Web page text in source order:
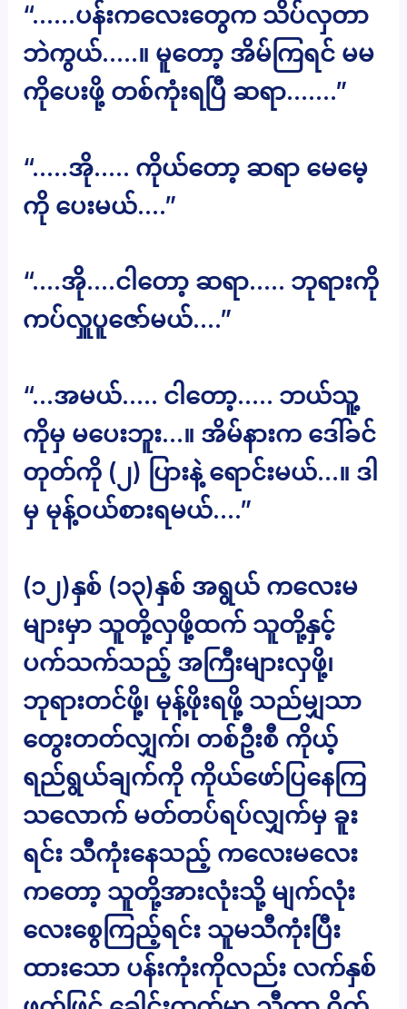
“……ပန်းကလေးတွေက သိပ်လှတာ
ဘဲကွယ်…..။ မူတော့ အိမ်ကြရင် မမ
ကိုပေးဖို့ တစ်ကုံးရပြီ ဆရာ…….”
“…..အို….. ကိုယ်တော့ ဆရာ မေမေ့
ကို ပေးမယ်….”
“….အို….ငါတော့ ဆရာ….. ဘုရားကို
ကပ်လှူပူဇော်မယ်….”
“…အမယ်….. ငါတော့….. ဘယ်သူ့
ကိုမှ မပေးဘူး…။ အိမ်နားက ဒေါ်ခင်
တုတ်ကို (၂) ပြားနဲ့ ရောင်းမယ်…။ ဒါ
မှ မုန့်ဝယ်စားရမယ်….”
(၁၂)နှစ် (၁၃)နှစ် အရွယ် ကလေးမ
များမှာ သူတို့လှဖို့ထက် သူတို့နှင့်
ပက်သက်သည့် အကြီးများလှဖို့၊
ဘုရားတင်ဖို့၊ မုန့်ဖိုးရဖို့ သည်မျှသာ
တွေးတတ်လျှက်၊ တစ်ဦးစီ ကိုယ့်
ရည်ရွယ်ချက်ကို ကိုယ်ဖော်ပြနေကြ
သလောက် မတ်တပ်ရပ်လျှက်မှ ခူး
ရင်း သီကုံးနေသည့် ကလေးမလေး
ကတော့ သူတို့အားလုံးသို့ မျက်လုံး
လေးစွေကြည့်ရင်း သူမသီကုံးပြီး
ထားသော ပန်းကုံးကိုလည်း လက်နှစ်